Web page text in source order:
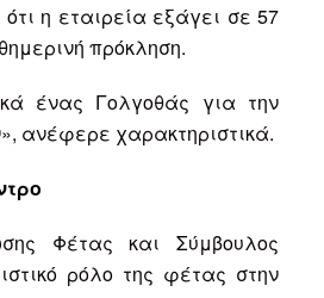
η εταιρεία εξάγει σε 57
πρόκληση.
ένας Γολγοθάς για την
ανέφερε χαρακτηριστικά.
Φέτας και Σύμβουλος
ρόλο της φέτας στην